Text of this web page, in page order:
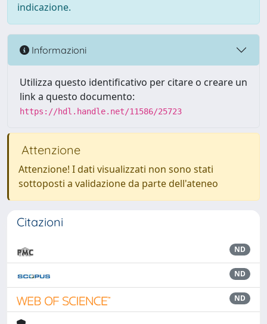
indicazione.
Informazioni
Utilizza questo identificativo per citare o creare un
link a questo documento:
https://hdl.handle.net/11586/25723
Attenzione
Attenzione! I dati visualizzati non sono stati
sottoposti a validazione da parte dell'ateneo
Citazioni
ND
ND
ND